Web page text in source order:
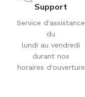
Support
Service d'assistance
du
lundi au vendredi
durant nos
horaires d'ouverture